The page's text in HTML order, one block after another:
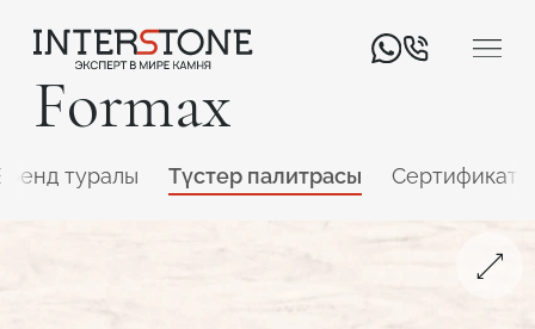
Formax
туралы Түстер палитрасы